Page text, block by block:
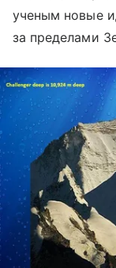
ученым новые
за пределами